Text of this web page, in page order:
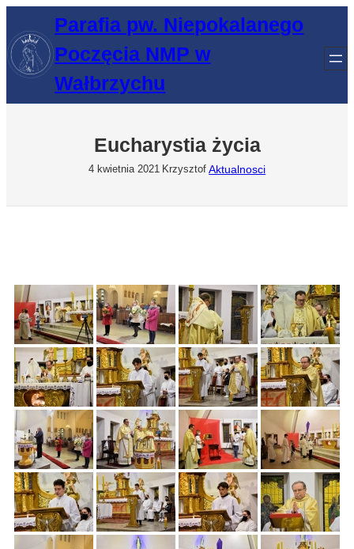
treści
Parafia pw. Niepokalanego
Poczęcia NMP w
Wałbrzychu
Eucharystia życia
4 kwietnia 2021 Krzysztof Aktualnosci